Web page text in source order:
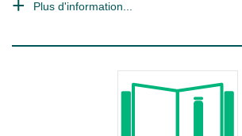
Plus d'information...